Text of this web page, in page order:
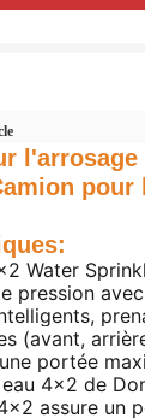
l'arrosage
pour
Water
pression
(avant,
portée
4x2 de
assure un